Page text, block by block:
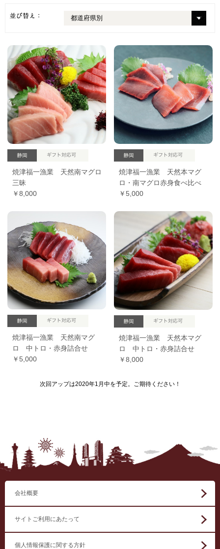
焼津福一漁業 天然南マグロ
三昧
￥8,000
焼津福一漁業 天然本マグ
ロ・南マグロ赤身食べ比べ
￥5,000
焼津福一漁業 天然南マグ
ロ 中トロ・赤身詰合せ
￥5,000
焼津福一漁業 天然本マグ
ロ 中トロ・赤身詰合せ
￥8,000
次回アップは2020年1月中を予定。ご期待ください！
会社概要
サイトご利用にあたって
個人情報保護に関する方針